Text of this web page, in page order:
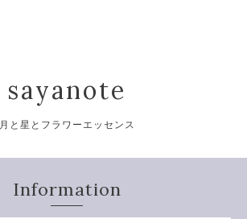
sayanote
月と星とフラワーエッセンス
Information